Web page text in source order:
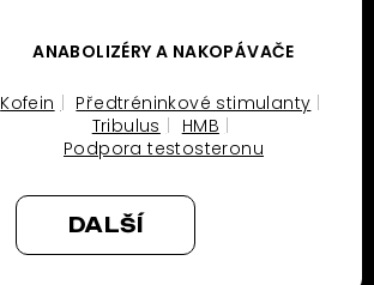
ANABOLIZÉRY A NAKOPÁVAČE
Kofein
Předtréninkové stimulanty
Tribulus
HMB
Podpora testosteronu
DALŠÍ